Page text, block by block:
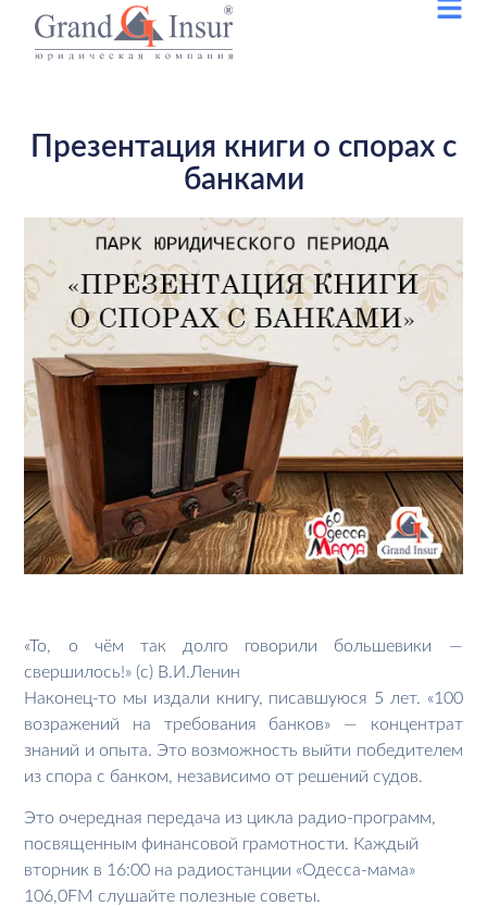
Презентация книги о спорах с
банками
«То, о чём так долго говорили большевики —
свершилось!» (с) В.И.Ленин
Наконец-то мы издали книгу, писавшуюся 5 лет. «100
возражений на требования банков» — концентрат
знаний и опыта. Это возможность выйти победителем
из спора с банком, независимо от решений судов.
Это очередная передача из цикла радио-программ,
посвященным финансовой грамотности. Каждый
вторник в 16:00 на радиостанции «Одесса-мама»
106,0FM слушайте полезные советы.